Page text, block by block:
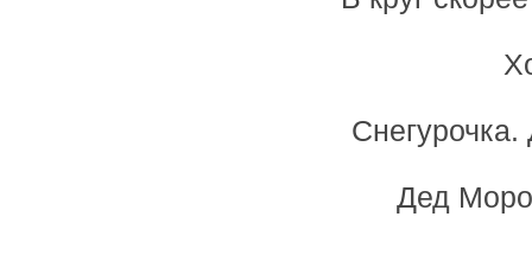
Дед